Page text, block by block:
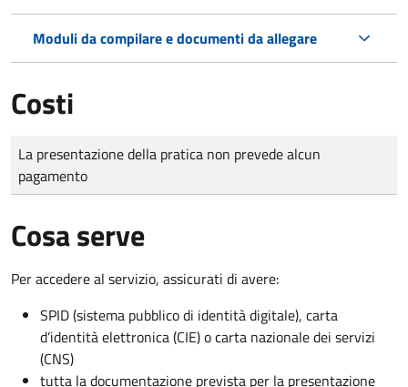
Moduli da compilare e documenti da allegare
Costi
Tipo di pagamento
Importo
La presentazione della pratica non prevede alcun
pagamento
Cosa serve
Per accedere al servizio, assicurati di avere:
SPID (sistema pubblico di identità digitale), carta
d’identità elettronica (CIE) o carta nazionale dei servizi
(CNS)
tutta la documentazione prevista per la presentazione